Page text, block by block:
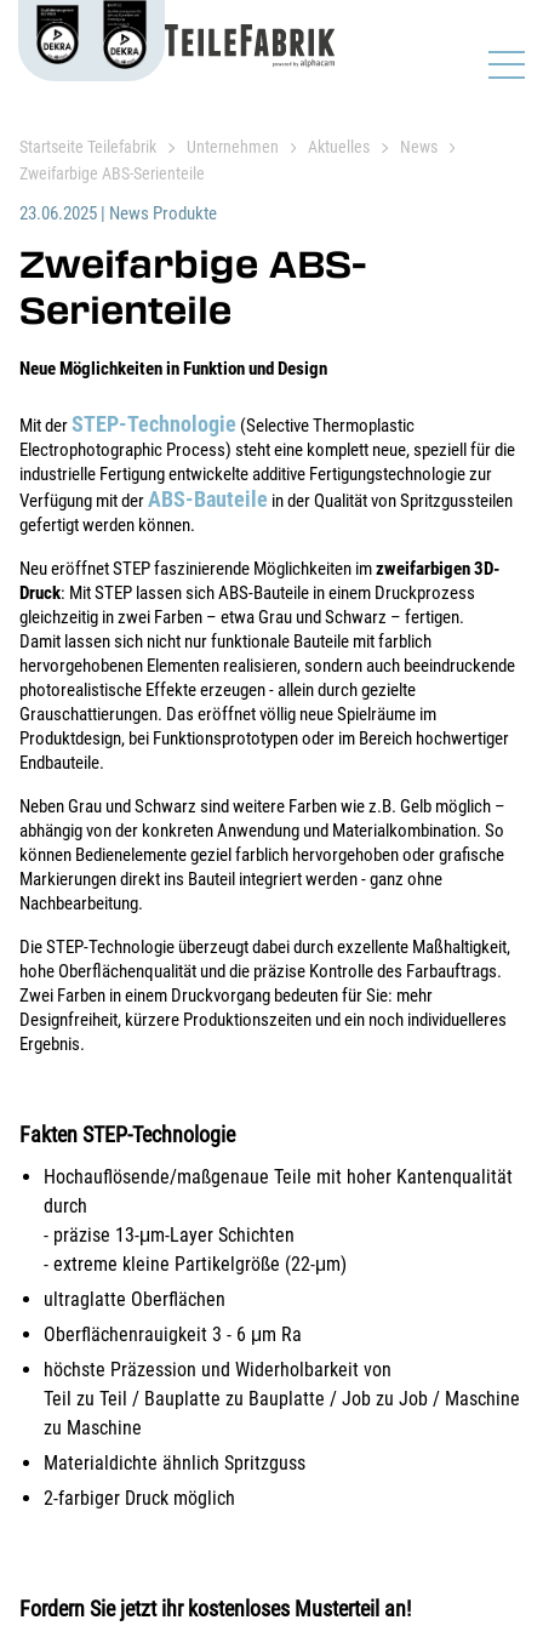
Startseite Teilefabrik Unternehmen Aktuelles
News
Zweifarbige ABS-Serienteile
23.06.2025 | News Produkte
Zweifarbige ABS-
Serienteile
Neue Möglichkeiten in Funktion und Design
Mit derSTEP-Technologie (Selective Thermoplastic
Electrophotographic Process) steht eine komplett neue, speziell für die
industrielle Fertigung entwickelte additive Fertigungstechnologie zur
Verfügung mit derABS-Bauteile in der Qualität von Spritzgussteilen
gefertigt werden können.
Neu eröffnet STEP faszinierende Möglichkeiten imzweifarbigen 3D-
Druck: Mit STEP lassen sich ABS-Bauteile in einem Druckprozess
gleichzeitig in zwei Farben – etwa Grau und Schwarz – fertigen.
Damit lassen sich nicht nur funktionale Bauteile mit farblich
hervorgehobenen Elementen realisieren, sondern auch beeindruckende
photorealistische Effekte erzeugen - allein durch gezielte
Grauschattierungen. Das eröffnet völlig neue Spielräume im
Produktdesign, bei Funktionsprototypen oder im Bereich hochwertiger
Endbauteile.
Neben Grau und Schwarz sind weitere Farben wie z.B. Gelb möglich –
abhängig von der konkreten Anwendung und Materialkombination. So
können Bedienelemente geziel farblich hervorgehoben oder grafische
Markierungen direkt ins Bauteil integriert werden - ganz ohne
Nachbearbeitung.
Die STEP-Technologie überzeugt dabei durch exzellente Maßhaltigkeit,
hohe Oberflächenqualität und die präzise Kontrolle des Farbauftrags.
Zwei Farben in einem Druckvorgang bedeuten für Sie: mehr
Designfreiheit, kürzere Produktionszeiten und ein noch individuelleres
Ergebnis.
Fakten STEP-Technologie
Hochauflösende/maßgenaue Teile mit hoher Kantenqualität
durch
- präzise 13-μm-Layer Schichten
- extreme kleine Partikelgröße (22-μm)
ultraglatte Oberflächen
Oberflächenrauigkeit 3 - 6 μm Ra
höchste Präzession und Widerholbarkeit von
Teil zu Teil / Bauplatte zu Bauplatte / Job zu Job / Maschine
zu Maschine
Materialdichte ähnlich Spritzguss
2-farbiger Druck möglich
Fordern Sie jetzt ihr kostenloses Musterteil an!